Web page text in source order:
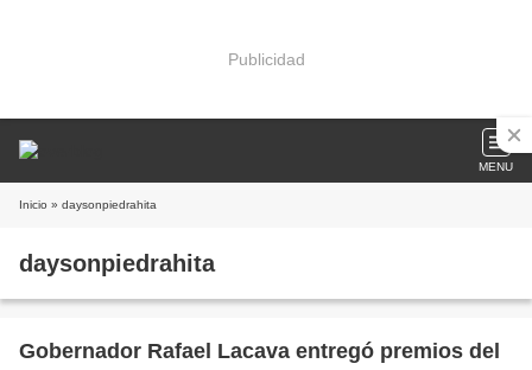
Publicidad
MENU
Inicio » daysonpiedrahita
daysonpiedrahita
Gobernador Rafael Lacava entregó premios del